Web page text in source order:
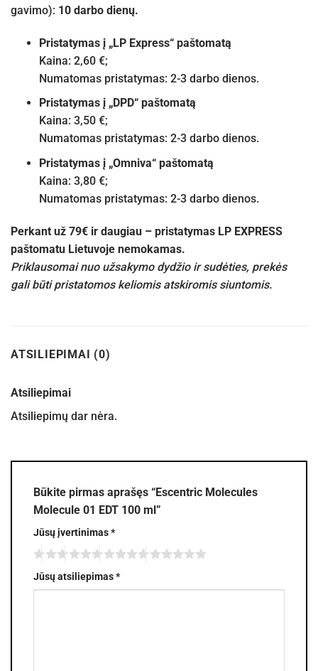
gavimo): 10 darbo dienų.
Pristatymas į „LP Express“ paštomatą
Kaina: 2,60 €;
Numatomas pristatymas: 2-3 darbo dienos.
Pristatymas į „DPD“ paštomatą
Kaina: 3,50 €;
Numatomas pristatymas: 2-3 darbo dienos.
Pristatymas į „Omniva“ paštomatą
Kaina: 3,80 €;
Numatomas pristatymas: 2-3 darbo dienos.
Perkant už 79€ ir daugiau – pristatymas LP EXPRESS
paštomatu Lietuvoje nemokamas.
Priklausomai nuo užsakymo dydžio ir sudėties, prekės
gali būti pristatomos keliomis atskiromis siuntomis.
ATSILIEPIMAI (0)
Atsiliepimai
Atsiliepimų dar nėra.
Būkite pirmas aprašęs “Escentric Molecules
Molecule 01 EDT 100 ml”
Jūsų įvertinimas*
Jūsų atsiliepimas*